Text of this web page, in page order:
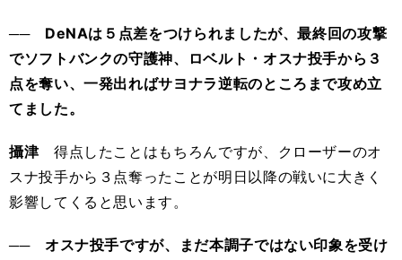
── DeNAは５点差をつけられましたが、最終回の攻撃
でソフトバンクの守護神、ロベルト・オスナ投手から３
点を奪い、一発出ればサヨナラ逆転のところまで攻め立
てました。
攝津得点したことはもちろんですが、クローザーのオ
スナ投手から３点奪ったことが明日以降の戦いに大きく
影響してくると思います。
── オスナ投手ですが、まだ本調子ではない印象を受け